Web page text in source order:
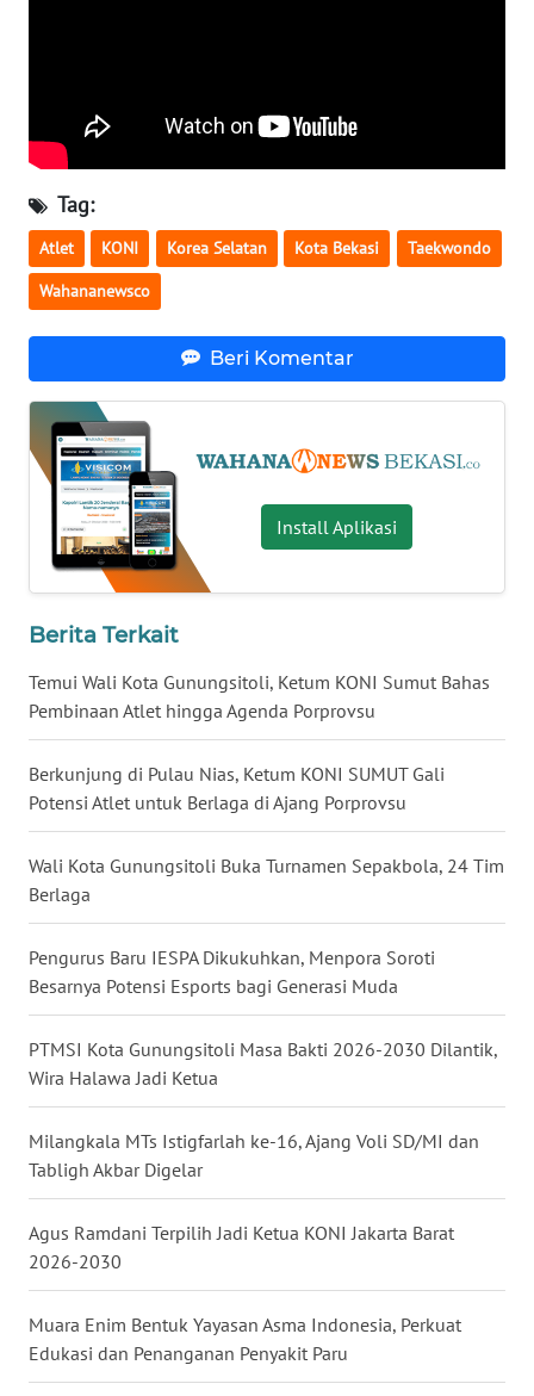
Tag:
Atlet KONI Korea Selatan Kota Bekasi Taekwondo
Wahananewsco
Beri Komentar
Install Aplikasi
Berita Terkait
Temui Wali Kota Gunungsitoli, Ketum KONI Sumut Bahas
Pembinaan Atlet hingga Agenda Porprovsu
Berkunjung di Pulau Nias, Ketum KONI SUMUT Gali
Potensi Atlet untuk Berlaga di Ajang Porprovsu
Wali Kota Gunungsitoli Buka Turnamen Sepakbola, 24 Tim
Berlaga
Pengurus Baru IESPA Dikukuhkan, Menpora Soroti
Besarnya Potensi Esports bagi Generasi Muda
PTMSI Kota Gunungsitoli Masa Bakti 2026-2030 Dilantik,
Wira Halawa Jadi Ketua
Milangkala MTs Istigfarlah ke-16, Ajang Voli SD/MI dan
Tabligh Akbar Digelar
Agus Ramdani Terpilih Jadi Ketua KONI Jakarta Barat
2026-2030
Muara Enim Bentuk Yayasan Asma Indonesia, Perkuat
Edukasi dan Penanganan Penyakit Paru
WN
JOGJA
WN
JATIM
KALBAR
WN
KALTENG
WN
WN
KALSEL
WN
KALTIM
WN
SULSEL
GORONTALO
SULUT
MALUKU
MALUT
WN
DAIRI
WN